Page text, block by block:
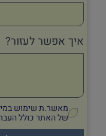
איך אפשר לעזור?
מאשר.ת שימוש
של האתר כולל